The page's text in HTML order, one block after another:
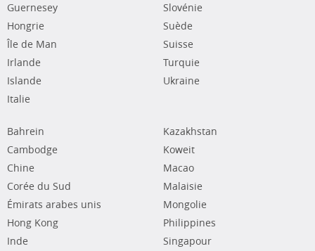
Guernesey
Hongrie
Île de Man
Irlande
Islande
Italie
Slovénie
Suède
Suisse
Turquie
Ukraine
Bahrein
Cambodge
Chine
Corée du Sud
Émirats arabes unis
Hong Kong
Inde
Kazakhstan
Koweit
Macao
Malaisie
Mongolie
Philippines
Singapour